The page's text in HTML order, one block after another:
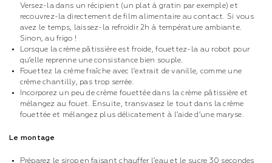
Versez-la dans un récipient (un plat à gratin par exemple) et
recouvrez-la directement de film alimentaire au contact. Si vous
avez le temps, laissez-la refroidir 2h à température ambiante.
Sinon, au frigo !
Lorsque la crème pâtissière est froide, fouettez-la au robot pour
qu’elle reprenne une consistance bien souple.
Fouettez la crème fraîche avec l’extrait de vanille, comme une
crème chantilly, pas trop serrée.
Incorporez un peu de crème fouettée dans la crème pâtissière et
mélangez au fouet. Ensuite, transvasez le tout dans la crème
fouettée et mélangez plus délicatement à l’aide d’une maryse.
Le montage
Préparez le sirop en faisant chauffer l’eau et le sucre 30 secondes